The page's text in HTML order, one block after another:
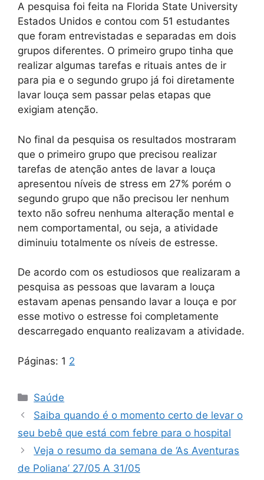
A pesquisa foi feita na Florida State University
Estados Unidos e contou com 51 estudantes
que foram entrevistadas e separadas em dois
grupos diferentes. O primeiro grupo tinha que
realizar algumas tarefas e rituais antes de ir
para pia e o segundo grupo já foi diretamente
lavar louça sem passar pelas etapas que
exigiam atenção.
No final da pesquisa os resultados mostraram
que o primeiro grupo que precisou realizar
tarefas de atenção antes de lavar a louça
apresentou níveis de stress em 27% porém o
segundo grupo que não precisou ler nenhum
texto não sofreu nenhuma alteração mental e
nem comportamental, ou seja, a atividade
diminuiu totalmente os níveis de estresse.
De acordo com os estudiosos que realizaram a
pesquisa as pessoas que lavaram a louça
estavam apenas pensando lavar a louça e por
esse motivo o estresse foi completamente
descarregado enquanto realizavam a atividade.
Páginas: 1 2
Categorias
Saúde
Saiba quando é o momento certo de levar o
seu bebê que está com febre para o hospital
Veja o resumo da semana de ‘As Aventuras
de Poliana’ 27/05 A 31/05